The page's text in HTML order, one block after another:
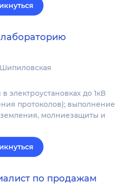
Шипиловская
до 1кВ
протоколов); выполнение
молниезащиты и
по продажам